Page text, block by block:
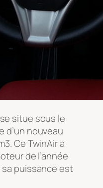
situe sous le
d’un nouveau
Ce TwinAir a
de l’année
sa puissance est